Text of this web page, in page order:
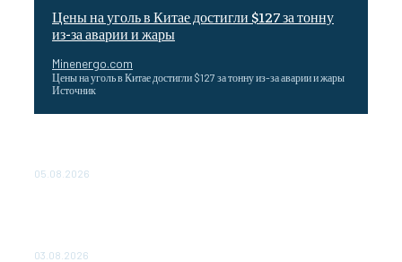
Цены на уголь в Китае достигли $127 за тонну
из-за аварии и жары
Minenergo.com
Цены на уголь в Китае достигли $127 за тонну из-за аварии и жары
Источник
05.08.2026
03.08.2026